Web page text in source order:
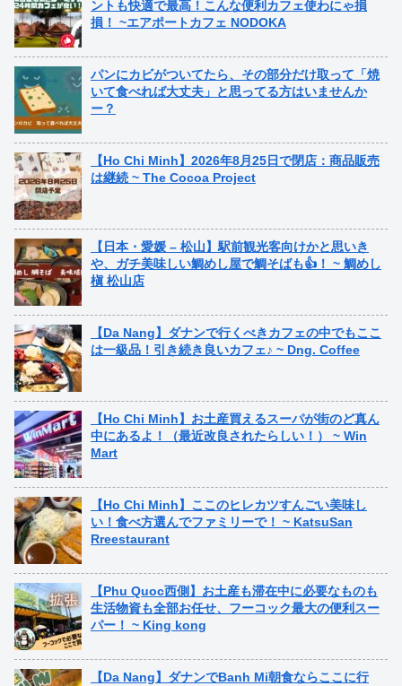
ントも快適で最高！こんな便利カフェ使わにゃ損
損！ ~エアポートカフェ NODOKA
パンにカビがついてたら、その部分だけ取って「焼
いて食べれば大丈夫」と思ってる方はいませんか
ー？
【Ho Chi Minh】2026年8月25日で閉店：商品販売
は継続 ~ The Cocoa Project
【日本・愛媛 – 松山】駅前観光客向けかと思いき
や、ガチ美味しい鯛めし屋で鯛そばも👍！ ~ 鯛めし
槇 松山店
【Da Nang】ダナンで行くべきカフェの中でもここ
は一級品！引き続き良いカフェ♪ ~ Dng. Coffee
【Ho Chi Minh】お土産買えるスーパが街のど真ん
中にあるよ！（最近改良されたらしい！） ~ Win
Mart
【Ho Chi Minh】ここのヒレカツすんごい美味し
い！食べ方選んでファミリーで！ ~ KatsuSan
Rreestaurant
【Phu Quoc西側】お土産も滞在中に必要なものも
生活物資も全部お任せ、フーコック最大の便利スー
パー！ ~ King kong
【Da Nang】ダナンでBanh Mi朝食ならここに行